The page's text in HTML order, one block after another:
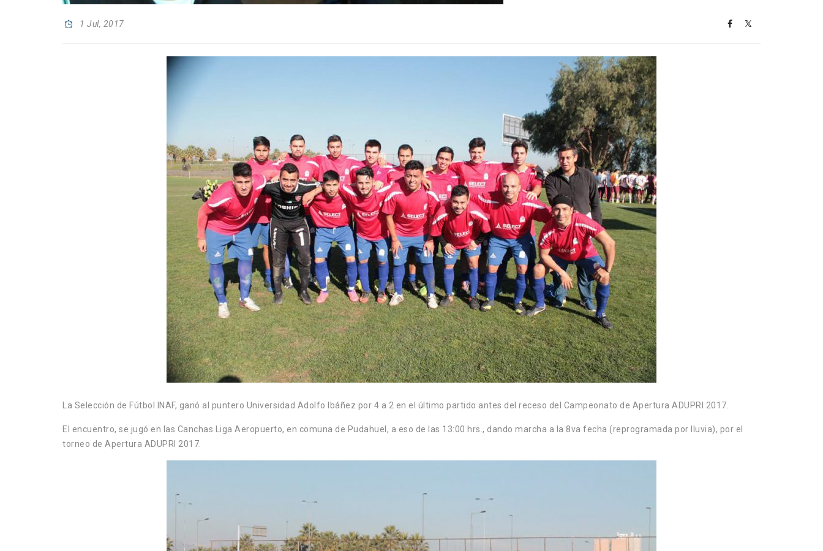
1 Jul, 2017
La Selección de Fútbol INAF, ganó al puntero Universidad Adolfo Ibáñez por 4 a 2 en el último partido antes del receso del Campeonato de Apertura ADUPRI 2017.
El encuentro, se jugó en las Canchas Liga Aeropuerto, en comuna de Pudahuel, a eso de las 13:00 hrs., dando marcha a la 8va fecha (reprogramada por lluvia), por el
torneo de Apertura ADUPRI 2017.